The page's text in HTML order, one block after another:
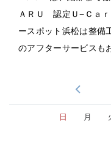
ＡＲＵ 認定Ｕ−Ｃａｒ
ースポット浜松は整備
のアフターサービスも
日 月